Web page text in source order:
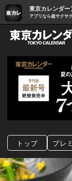
東京カレンダー
アプリなら超サクサ
トップ プレ